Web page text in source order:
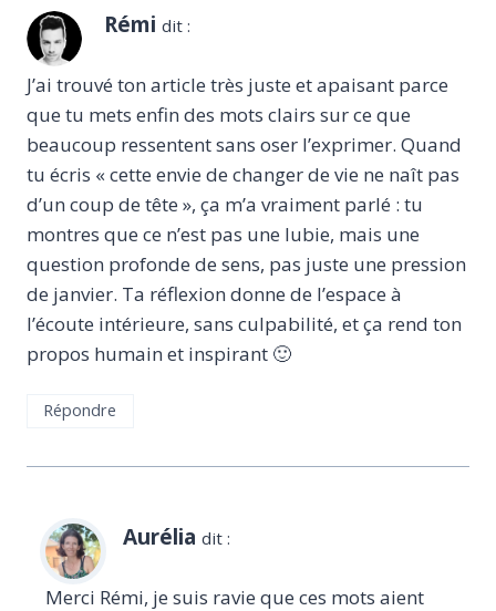
Rémi dit :
J’ai trouvé ton article très juste et apaisant parce
que tu mets enfin des mots clairs sur ce que
beaucoup ressentent sans oser l’exprimer. Quand
tu écris « cette envie de changer de vie ne naît pas
d’un coup de tête », ça m’a vraiment parlé : tu
montres que ce n’est pas une lubie, mais une
question profonde de sens, pas juste une pression
de janvier. Ta réflexion donne de l’espace à
l’écoute intérieure, sans culpabilité, et ça rend ton
propos humain et inspirant 🙂
Répondre
Aurélia dit :
Merci Rémi, je suis ravie que ces mots aient